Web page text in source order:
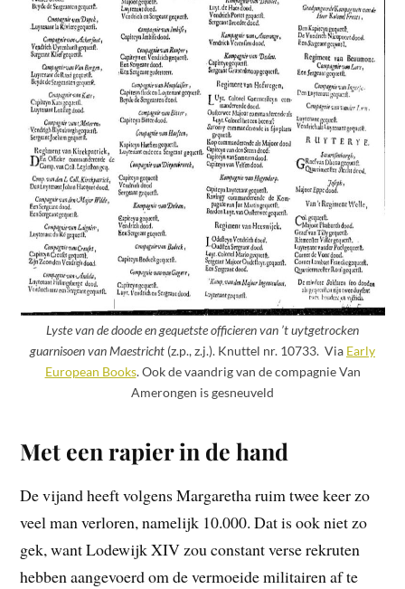
Lyste van de doode en gequetste officieren van ’t uytgetrocken
guarnisoen van Maestricht (z.p., z.j.). Knuttel nr. 10733. Via Early
European Books. Ook de vaandrig van de compagnie Van
Amerongen is gesneuveld
Met een rapier in de hand
De vijand heeft volgens Margaretha ruim twee keer zo
veel man verloren, namelijk 10.000. Dat is ook niet zo
gek, want Lodewijk XIV zou constant verse rekruten
hebben aangevoerd om de vermoeide militairen af te